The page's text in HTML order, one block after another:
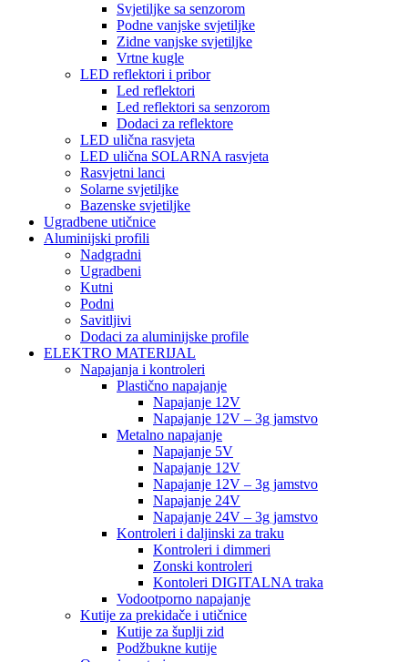
Svjetiljke sa senzorom
Podne vanjske svjetiljke
Zidne vanjske svjetiljke
Vrtne kugle
LED reflektori i pribor
Led reflektori
Led reflektori sa senzorom
Dodaci za reflektore
LED ulična rasvjeta
LED ulična SOLARNA rasvjeta
Rasvjetni lanci
Solarne svjetiljke
Bazenske svjetiljke
Ugradbene utičnice
Aluminijski profili
Nadgradni
Ugradbeni
Kutni
Podni
Savitljivi
Dodaci za aluminijske profile
ELEKTRO MATERIJAL
Napajanja i kontroleri
Plastično napajanje
Napajanje 12V
Napajanje 12V – 3g jamstvo
Metalno napajanje
Napajanje 5V
Napajanje 12V
Napajanje 12V – 3g jamstvo
Napajanje 24V
Napajanje 24V – 3g jamstvo
Kontroleri i daljinski za traku
Kontroleri i dimmeri
Zonski kontroleri
Kontoleri DIGITALNA traka
Vodootporno napajanje
Kutije za prekidače i utičnice
Kutije za šuplji zid
Podžbukne kutije